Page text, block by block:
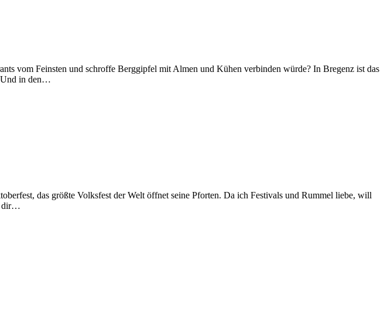
vom Feinsten und schroffe Berggipfel mit Almen und Kühen verbinden würde? In Bregenz ist das
Und in den…
das größte Volksfest der Welt öffnet seine Pforten. Da ich Festivals und Rummel liebe, will
dir…